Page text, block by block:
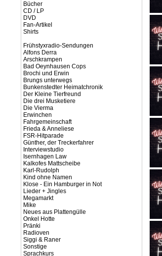
Bücher
CD / LP
DVD
Fan-Artikel
Shirts
Frühstyxradio-Sendungen
Alfons Derra
Arschkrampen
Bad Oeynhausen Cops
Brochi und Erwin
Brungs unterwegs
Bunkenstedter Heimatchronik
Der Kleine Tierfreund
Die drei Musketiere
Die Vierma
Erwinchen
Fahrgemeinschaft
Frieda & Anneliese
FSR-Hitparade
Günther, der Treckerfahrer
Interviewstudio
Isernhagen Law
Kalkofes Mattscheibe
Karl-Rudolph
Kind ohne Namen
Klose - Ein Hamburger in Not
Lieder + Jingles
Megamarkt
Mike
Neues aus Plattengülle
Onkel Hotte
Pränki
Radioven
Siggi & Raner
Sonstige
Sprachkurs